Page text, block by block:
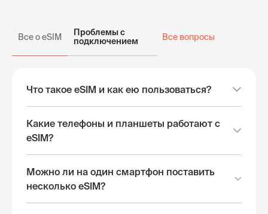
Все о eSIM
Проблемы с
подключением
Все вопросы
Что такое eSIM и как ею пользоваться?
Какие телефоны и планшеты работают с
eSIM?
Можно ли на один смартфон поставить
несколько eSIM?